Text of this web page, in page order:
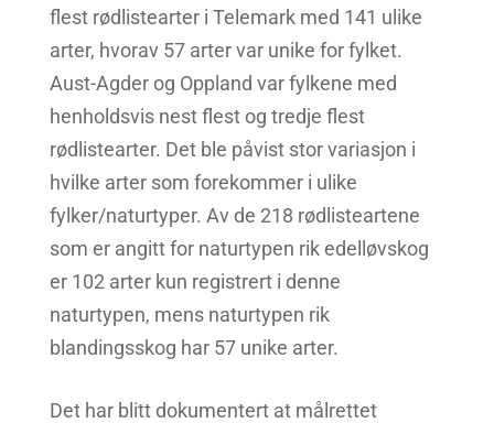
flest rødlistearter i Telemark med 141 ulike
arter, hvorav 57 arter var unike for fylket.
Aust-Agder og Oppland var fylkene med
henholdsvis nest flest og tredje flest
rødlistearter. Det ble påvist stor variasjon i
hvilke arter som forekommer i ulike
fylker/naturtyper. Av de 218 rødlisteartene
som er angitt for naturtypen rik edelløvskog
er 102 arter kun registrert i denne
naturtypen, mens naturtypen rik
blandingsskog har 57 unike arter.
Det har blitt dokumentert at målrettet